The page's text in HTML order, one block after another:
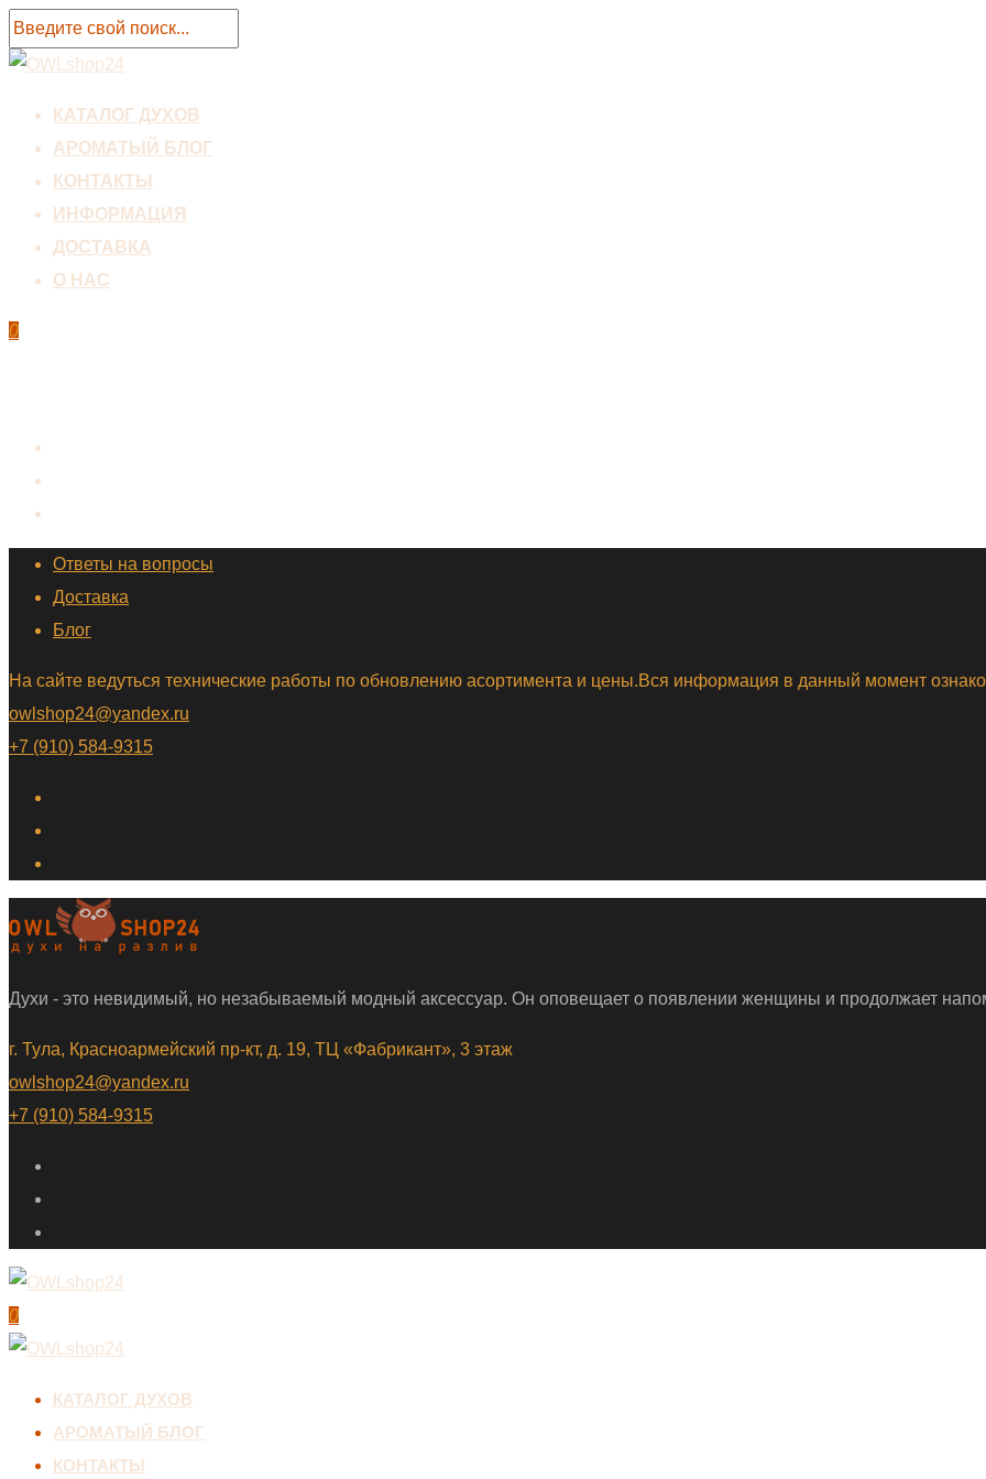
КАТАЛОГ ДУХОВ
АРОМАТЫЙ БЛОГ
КОНТАКТЫ
ИНФОРМАЦИЯ
ДОСТАВКА
О НАС
0
Ответы на вопросы
Доставка
Блог
На сайте ведуться технические работы по обновлению асортимента и цены.Вся информация в данный момент
owlshop24@yandex.ru
+7 (910) 584-9315
Духи - это невидимый, но незабываемый модный аксессуар. Он оповещает о появлении женщины и продолжает
г. Тула, Красноармейский пр-кт, д. 19, ТЦ «Фабрикант», 3 этаж
owlshop24@yandex.ru
+7 (910) 584-9315
0
КАТАЛОГ ДУХОВ
АРОМАТЫЙ БЛОГ
КОНТАКТЫ